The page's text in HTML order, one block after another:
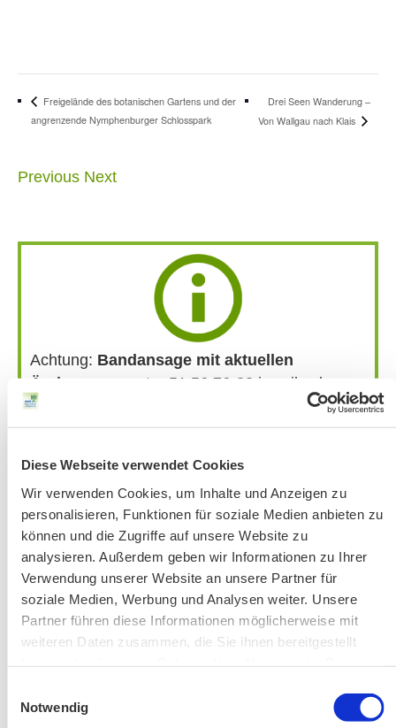
Diese Webseite verwendet Cookies
Wir verwenden Cookies, um Inhalte und Anzeigen zu
personalisieren, Funktionen für soziale Medien anbieten zu
können und die Zugriffe auf unsere Website zu
analysieren. Außerdem geben wir Informationen zu Ihrer
Verwendung unserer Website an unsere Partner für
soziale Medien, Werbung und Analysen weiter. Unsere
Partner führen diese Informationen möglicherweise mit
weiteren Daten zusammen, die Sie ihnen bereitgestellt
Notwendig
Freigelände des botanischen Gartens und der
angrenzende Nymphenburger Schlosspark
Drei Seen Wanderung –
Von Wallgau nach Klais
Previous Next
Achtung: Bandansage mit aktuellen
Änderungen
unter 51 56 76-33 jeweils ab
Donnerstag vor der Veranstaltung.
Bitte beachten Sie unsere Hinweise zu
Fahrkarten
Kontakt-Telefonnummern
AKTUELLE ÄNDERUNGEN BEIM BILDUNGSWERK:
Aktuelle Änderungen bei unseren Exkursionen